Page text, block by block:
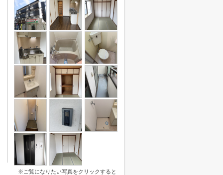
※ご覧になりたい写真をクリックすると